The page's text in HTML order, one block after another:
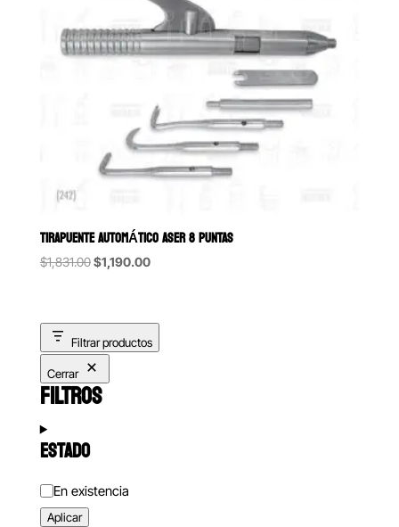
TIRAPUENTE AUTOMÁTICO ASER 8 PUNTAS
$1,831.00Original
$1,831.00.
$1,190.00Current
$1,190.00.
Filtrar productos
Cerrar
FILTROS
ESTADO
Estado
En existencia
Aplicar